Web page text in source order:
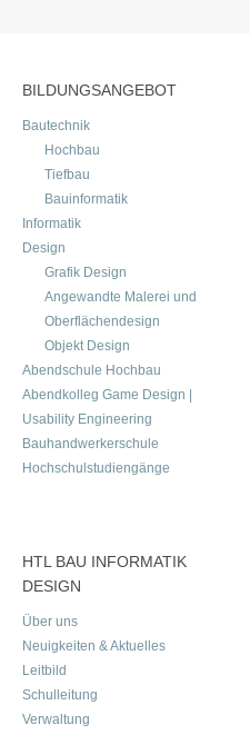
BILDUNGSANGEBOT
Bautechnik
Hochbau
Tiefbau
Bauinformatik
Informatik
Design
Grafik Design
Angewandte Malerei und
Oberflächendesign
Objekt Design
Abendschule Hochbau
Abendkolleg Game Design |
Usability Engineering
Bauhandwerkerschule
Hochschulstudiengänge
HTL BAU INFORMATIK
DESIGN
Über uns
Neuigkeiten & Aktuelles
Leitbild
Schulleitung
Verwaltung